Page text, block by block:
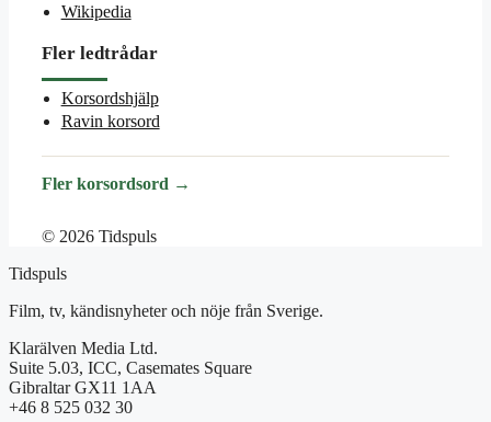
Wikipedia
Fler ledtrådar
Korsordshjälp
Ravin korsord
Fler korsordsord →
© 2026 Tidspuls
Tidspuls
Film, tv, kändisnyheter och nöje från Sverige.
Klarälven Media Ltd.
Suite 5.03, ICC, Casemates Square
Gibraltar GX11 1AA
+46 8 525 032 30